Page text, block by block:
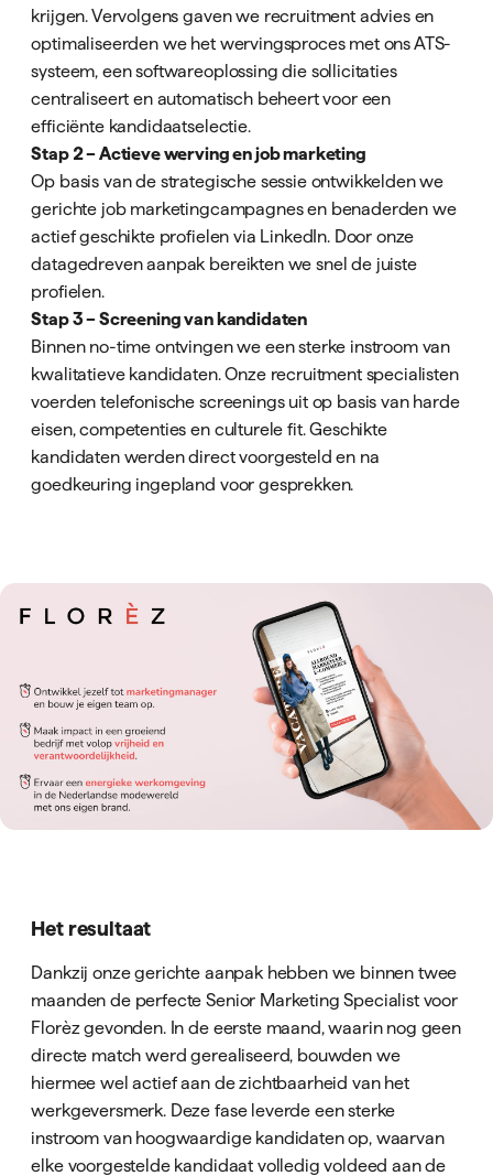
krijgen. Vervolgens gaven we recruitment advies en
optimaliseerden we het wervingsproces met ons ATS-
systeem, een softwareoplossing die sollicitaties
centraliseert en automatisch beheert voor een
efficiënte kandidaatselectie.
Stap 2 – Actieve werving en job marketing
Op basis van de strategische sessie ontwikkelden we
gerichte job marketingcampagnes en benaderden we
actief geschikte profielen via LinkedIn. Door onze
datagedreven aanpak bereikten we snel de juiste
profielen.
Stap 3 – Screening van kandidaten
Binnen no-time ontvingen we een sterke instroom van
kwalitatieve kandidaten. Onze recruitment specialisten
voerden telefonische screenings uit op basis van harde
eisen, competenties en culturele fit. Geschikte
kandidaten werden direct voorgesteld en na
goedkeuring ingepland voor gesprekken.
Het resultaat
Dankzij onze gerichte aanpak hebben we binnen twee
maanden de perfecte Senior Marketing Specialist voor
Florèz gevonden. In de eerste maand, waarin nog geen
directe match werd gerealiseerd, bouwden we
hiermee wel actief aan de zichtbaarheid van het
werkgeversmerk. Deze fase leverde een sterke
instroom van hoogwaardige kandidaten op, waarvan
elke voorgestelde kandidaat volledig voldeed aan de